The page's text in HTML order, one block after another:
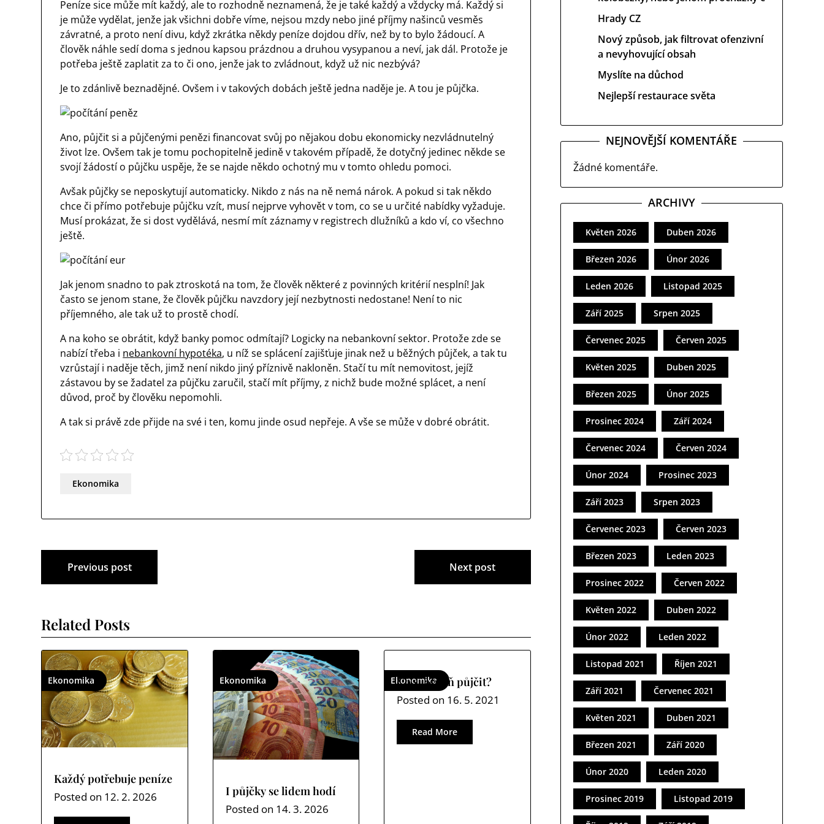
Peníze sice může mít každý, ale to rozhodně neznamená, že je také každý a vždycky má. Každý si
je může vydělat, jenže jak všichni dobře víme, nejsou mzdy nebo jiné příjmy našinců vesměs
závratné, a proto není divu, když zkrátka někdy peníze dojdou dřív, než by to bylo žádoucí. A
člověk náhle sedí doma s jednou kapsou prázdnou a druhou vysypanou a neví, jak dál. Protože je
potřeba ještě zaplatit za to či ono, jenže jak to zvládnout, když už nic nezbývá?
Je to zdánlivě beznadějné. Ovšem i v takových dobách ještě jedna naděje je. A tou je půjčka.
Ano, půjčit si a půjčenými penězi financovat svůj po nějakou dobu ekonomicky nezvládnutelný
život lze. Ovšem tak je tomu pochopitelně jedině v takovém případě, že dotyčný jedinec někde se
svojí žádostí o půjčku uspěje, že se najde někdo ochotný mu v tomto ohledu pomoci.
Avšak půjčky se neposkytují automaticky. Nikdo z nás na ně nemá nárok. A pokud si tak někdo
chce či přímo potřebuje půjčku vzít, musí nejprve vyhovět v tom, co se u určité nabídky vyžaduje.
Musí prokázat, že si dost vydělává, nesmí mít záznamy v registrech dlužníků a kdo ví, co všechno
ještě.
Jak jenom snadno to pak ztroskotá na tom, že člověk některé z povinných kritérií nesplní! Jak
často se jenom stane, že člověk půjčku navzdory její nezbytnosti nedostane! Není to nic
příjemného, ale tak už to prostě chodí.
A na koho se obrátit, když banky pomoc odmítají? Logicky na nebankovní sektor. Protože zde se
nabízí třeba i nebankovní hypotéka, u níž se splácení zajišťuje jinak než u běžných půjček, a tak tu
vzrůstají i naděje těch, jimž není nikdo jiný příznivě nakloněn. Stačí tu mít nemovitost, jejíž
zástavou by se žadatel za půjčku zaručil, stačí mít příjmy, z nichž bude možné splácet, a není
důvod, proč by člověku nepomohli.
A tak si právě zde přijde na své i ten, komu jinde osud nepřeje. A vše se může v dobré obrátit.
Ekonomika
Navigace
pro
příspěvek
Previous post Next post
Related Posts
Ekonomika
Každý potřebuje peníze
Posted on 12. 2. 2026
Ekonomika
I půjčky se lidem hodí
Posted on 14. 3. 2026
Ekonomika
Co si aspoň půjčit?
Posted on 16. 5. 2021
Read More
Hrady CZ
Nový způsob, jak filtrovat ofenzivní
a nevyhovující obsah
Myslíte na důchod
Nejlepší restaurace světa
NEJNOVĚJŠÍ KOMENTÁŘE
Žádné komentáře.
ARCHIVY
Květen 2026 Duben 2026
Březen 2026 Únor 2026
Leden 2026 Listopad 2025
Září 2025 Srpen 2025
Červenec 2025 Červen 2025
Květen 2025 Duben 2025
Březen 2025 Únor 2025
Prosinec 2024 Září 2024
Červenec 2024 Červen 2024
Únor 2024 Prosinec 2023
Září 2023 Srpen 2023
Červenec 2023 Červen 2023
Březen 2023 Leden 2023
Prosinec 2022 Červen 2022
Květen 2022 Duben 2022
Únor 2022 Leden 2022
Listopad 2021 Říjen 2021
Září 2021 Červenec 2021
Květen 2021 Duben 2021
Březen 2021 Září 2020
Únor 2020 Leden 2020
Prosinec 2019 Listopad 2019